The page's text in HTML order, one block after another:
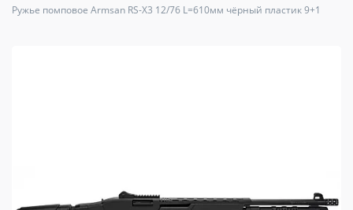
Ружье помповое Armsan RS-X3 12/76 L=610мм чёрный пластик 9+1